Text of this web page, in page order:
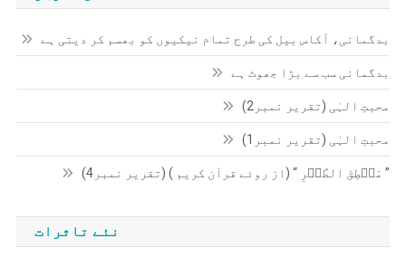
بدگمانی، آکاس بیل کی طرح تمام نیکیوں کو بھسم کر دیتی ہے
بدگمانی سب سے بڑا جھوٹ ہے
محبتِ الہٰی (تقریر نمبر2)
محبتِ الہٰی (تقریر نمبر1)
” مَنۡطِقَ الطَّیۡرِ “ (از روئے قرآن کریم ) (تقریر نمبر4)
نئے تاثرات